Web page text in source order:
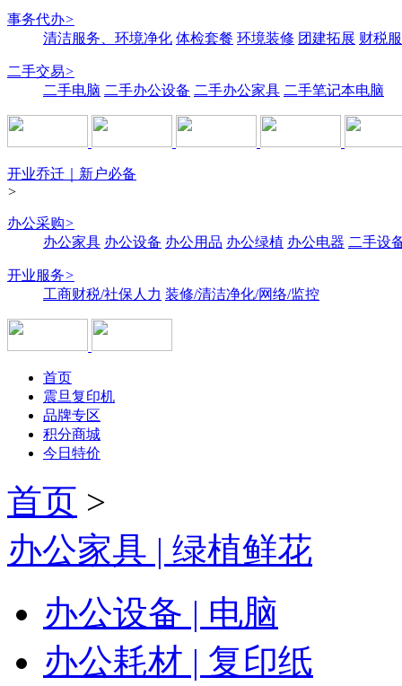
事务代办>
清洁服务、环境净化 体检套餐 环境装修 团建拓展 财税
二手交易>
二手电脑 二手办公设备 二手办公家具 二手笔记本电脑
开业乔迁｜新户必备
>
办公采购>
办公家具 办公设备 办公用品 办公绿植 办公电器 二手设
开业服务>
工商财税/社保人力 装修/清洁净化/网络/监控
首页
震旦复印机
品牌专区
积分商城
今日特价
首页 >
办公家具 | 绿植鲜花
办公设备 | 电脑
办公耗材 | 复印纸